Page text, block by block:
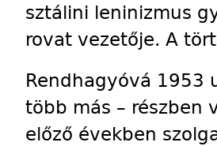
sztálini leninizmus
rovat vezetője. A
Rendhagyóvá 1953
több más – részben
előző években